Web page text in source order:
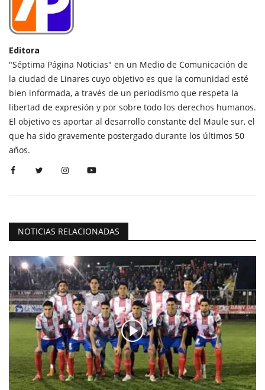
Editora
"Séptima Página Noticias" en un Medio de Comunicación de
la ciudad de Linares cuyo objetivo es que la comunidad esté
bien informada, a través de un periodismo que respeta la
libertad de expresión y por sobre todo los derechos humanos.
El objetivo es aportar al desarrollo constante del Maule sur, el
que ha sido gravemente postergado durante los últimos 50
años.
NOTICIAS RELACIONADAS